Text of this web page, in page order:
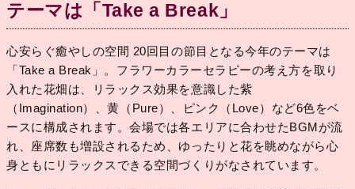
テーマは「Take a Break」
心安らぐ癒やしの空間 20回目の節目となる今年のテーマは
「Take a Break」。フラワーカラーセラピーの考え方を取り
入れた花畑は、リラックス効果を意識した紫
（Imagination）、黄（Pure）、ピンク（Love）など6色をベ
ースに構成されます。会場では各エリアに合わせたBGMが流
れ、座席数も増設されるため、ゆったりと花を眺めながら心
身ともにリラックスできる空間づくりがなされています。